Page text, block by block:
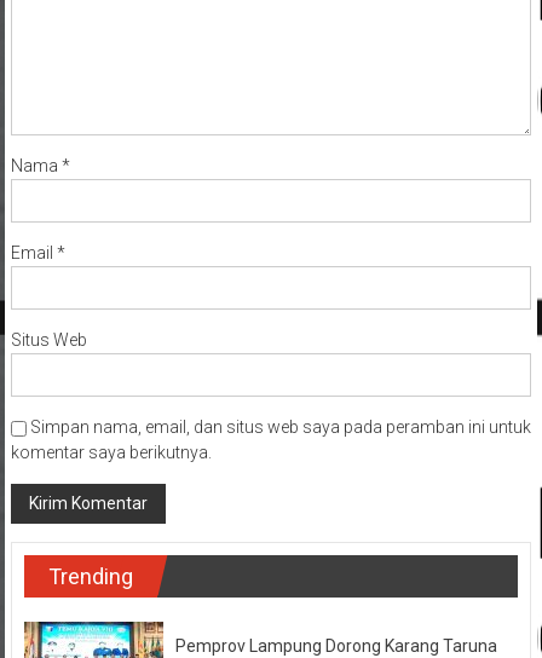
Nama *
Email *
Situs Web
Simpan nama, email, dan situs web saya pada peramban ini untuk
komentar saya berikutnya.
Trending
Pemprov Lampung Dorong Karang Taruna